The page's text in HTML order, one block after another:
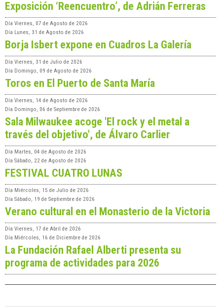
Exposición ‘Reencuentro’, de Adrián Ferreras
Día Viernes, 07 de Agosto de 2026
Día Lunes, 31 de Agosto de 2026
Borja Isbert expone en Cuadros La Galería
Día Viernes, 31 de Julio de 2026
Día Domingo, 09 de Agosto de 2026
Toros en El Puerto de Santa María
Día Viernes, 14 de Agosto de 2026
Día Domingo, 06 de Septiembre de 2026
Sala Milwaukee acoge 'El rock y el metal a
través del objetivo', de Álvaro Carlier
Día Martes, 04 de Agosto de 2026
Día Sábado, 22 de Agosto de 2026
FESTIVAL CUATRO LUNAS
Día Miércoles, 15 de Julio de 2026
Día Sábado, 19 de Septiembre de 2026
Verano cultural en el Monasterio de la Victoria
Día Viernes, 17 de Abril de 2026
Día Miércoles, 16 de Diciembre de 2026
La Fundación Rafael Alberti presenta su
programa de actividades para 2026